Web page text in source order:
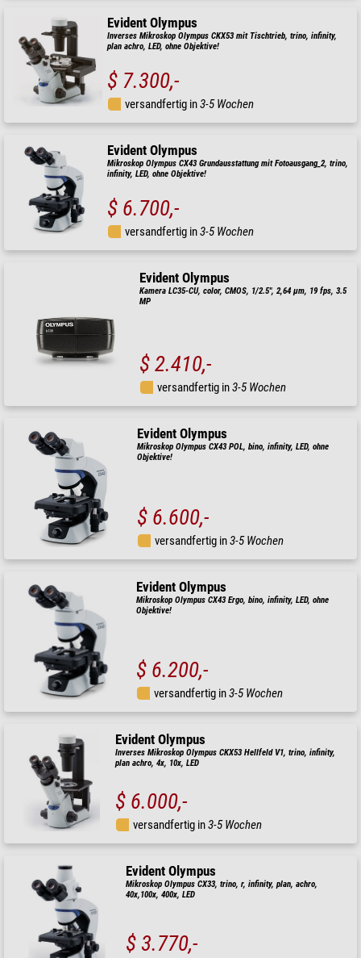
Evident Olympus
Inverses Mikroskop Olympus CKX53 mit Tischtrieb, trino, infinity,
plan achro, LED, ohne Objektive!
$ 7.300,-
versandfertig in3-5 Wochen
Evident Olympus
Mikroskop Olympus CX43 Grundausstattung mit Fotoausgang_2, trino,
infinity, LED, ohne Objektive!
$ 6.700,-
versandfertig in3-5 Wochen
Evident Olympus
Kamera LC35-CU, color, CMOS, 1/2.5", 2,64 µm, 19 fps, 3.5
MP
$ 2.410,-
versandfertig in3-5 Wochen
Evident Olympus
Mikroskop Olympus CX43 POL, bino, infinity, LED, ohne
Objektive!
$ 6.600,-
versandfertig in3-5 Wochen
Evident Olympus
Mikroskop Olympus CX43 Ergo, bino, infinity, LED, ohne
Objektive!
$ 6.200,-
versandfertig in3-5 Wochen
Evident Olympus
Inverses Mikroskop Olympus CKX53 Hellfeld V1, trino, infinity,
plan achro, 4x, 10x, LED
$ 6.000,-
versandfertig in3-5 Wochen
Evident Olympus
Mikroskop Olympus CX33, trino, r, infinity, plan, achro,
40x,100x, 400x, LED
$ 3.770,-